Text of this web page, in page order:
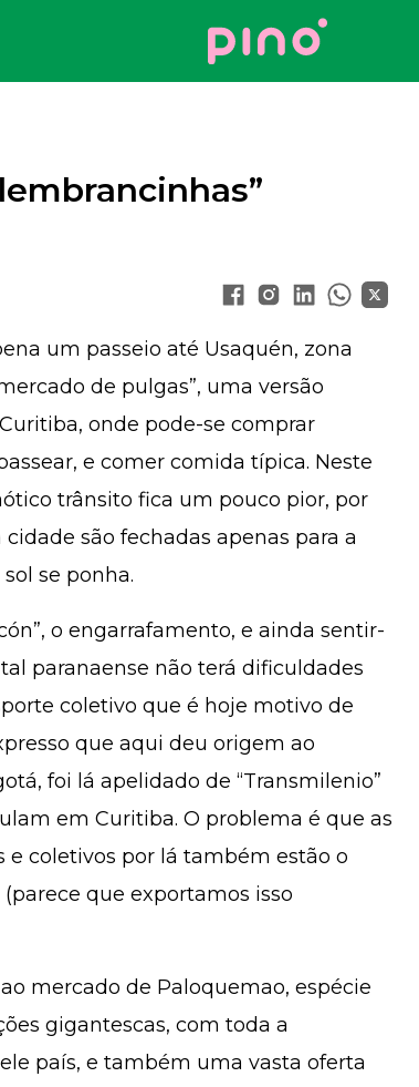
Your Company
um passeio até Usaquén, zona
de pulgas”, uma versão
onde pode-se comprar
e comer comida típica. Neste
trânsito fica um pouco pior, por
são fechadas apenas para a
se ponha.
o engarrafamento, e ainda sentir-
paranaense não terá dificuldades
coletivo que é hoje motivo de
que aqui deu origem ao
foi lá apelidado de “Transmilenio”
em Curitiba. O problema é que as
e coletivos por lá também estão o
que exportamos isso
mercado de Paloquemao, espécie
gigantescas, com toda a
país, e também uma vasta oferta